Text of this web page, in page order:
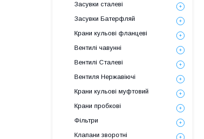
Засувки сталеві
Засувки Батерфляй
Крани кульові фланцеві
Вентилі чавунні
Вентилі Сталеві
Вентиля Нержавіючі
Крани кульові муфтовий
Крани пробкові
Фільтри
Клапани зворотні